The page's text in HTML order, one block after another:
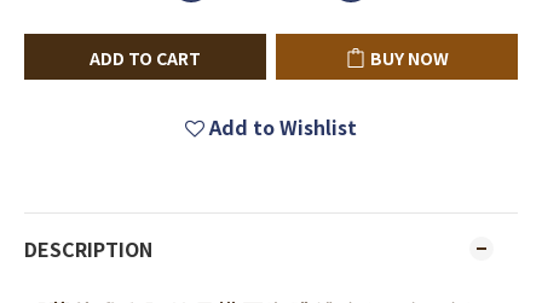
ADD TO CART BUY NOW
Add to Wishlist
DESCRIPTION